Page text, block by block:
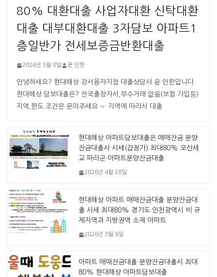
80% 대환대출 사업자대환 신탁대환
대출 대부대환대출 3자담보 아파트1
층일반가 전세보증금반환대출
2026년 5월 8일 윤 인한
안녕하세요? 현대해상 강서융자지점 대출상담사 윤 인한입니다. ​ ​
현대해상 담보대출은? 전국출장자서,부수거래 없음(보험 가입등)
지역,한도 조건은 문의주세요 ☞ 지역에 따라서 대출
현대해상 아파트담보대출은 매매잔금 분양
잔금대출시 시세(감정가) 최대80% 오산세
교 파라곤 아파트분양잔금대출
2026년 4월 28일
현대해상 아파트 매매잔금대출 분양잔금대
출 시세 최대80% 경기도 인천광역시 비 규
제지역과 지방권역 소재 아파트
2026년 3월 9일
아파트 매매잔금대출 분양잔금대출시 최대
80% 현대해상 아파트담보대출